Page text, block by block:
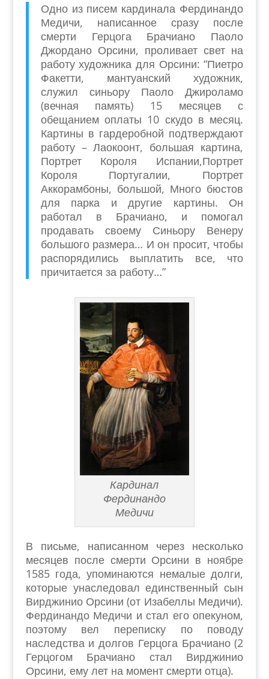
Одно из писем кардинала Фердинандо
Медичи, написанное сразу после
смерти Герцога Брачиано Паоло
Джордано Орсини, проливает свет на
работу художника для Орсини: “Пиетро
Факетти, мантуанский художник,
служил синьору Паоло Джироламо
(вечная память) 15 месяцев с
обещанием оплаты 10 скудо в месяц.
Картины в гардеробной подтверждают
работу – Лаокоонт, большая картина,
Портрет Короля Испании,Портрет
Короля Португалии, Портрет
Аккорамбоны, большой, Много бюстов
для парка и другие картины. Он
работал в Брачиано, и помогал
продавать своему Синьору Венеру
большого размера… И он просит, чтобы
распорядились выплатить все, что
причитается за работу…”
Кардинал
Фердинандо
Медичи
В письме, написанном через несколько
месяцев после смерти Орсини в ноябре
1585 года, упоминаются немалые долги,
которые унаследовал единственный сын
Вирджинио Орсини (от Изабеллы Медичи).
Фердинандо Медичи и стал его опекуном,
поэтому вел переписку по поводу
наследства и долгов Герцога Брачиано (2
Герцогом Брачиано стал Вирджинио
Орсини, ему лет на момент смерти отца).